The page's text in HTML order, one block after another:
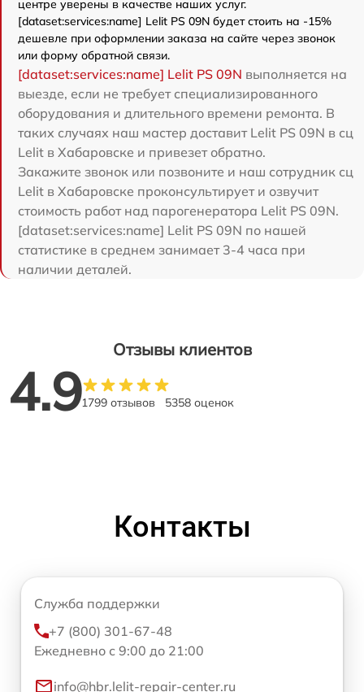
центре уверены в качестве наших услуг.
[dataset:services:name] Lelit PS 09N будет стоить на -15%
дешевле при оформлении заказа на сайте через звонок
или форму обратной связи.
[dataset:services:name] Lelit PS 09N выполняется на
выезде, если не требует специализированного
оборудования и длительного времени ремонта. В
таких случаях наш мастер доставит Lelit PS 09N в сц
Lelit в Хабаровске и привезет обратно.
Закажите звонок или позвоните и наш сотрудник сц
Lelit в Хабаровске проконсультирует и озвучит
стоимость работ над парогенератора Lelit PS 09N.
[dataset:services:name] Lelit PS 09N по нашей
статистике в среднем занимает 3-4 часа при
наличии деталей.
Отзывы клиентов
4.91799 отзывов 5358 оценок
Контакты
Служба поддержки
+7 (800) 301-67-48
Ежедневно с 9:00 до 21:00
info@hbr.lelit-repair-center.ru